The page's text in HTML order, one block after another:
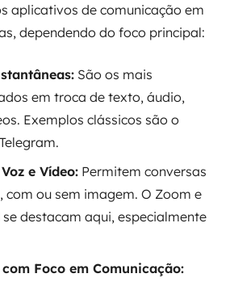
aplicativos de comunicação em
dependendo do foco principal:
São os mais
em troca de texto, áudio,
Exemplos clássicos são o
e Vídeo: Permitem conversas
com ou sem imagem. O Zoom e
destacam aqui, especialmente
com Foco em Comunicação: